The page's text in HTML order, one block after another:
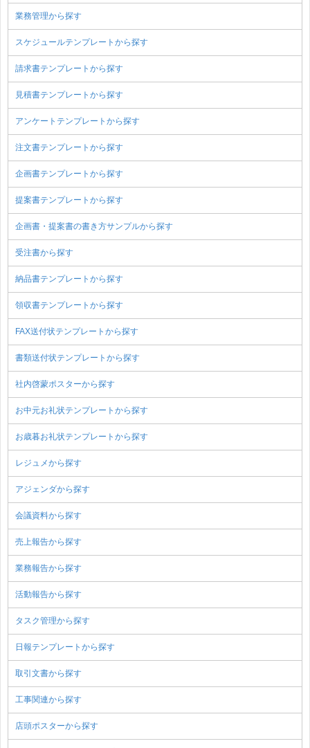
業務管理から探す
スケジュールテンプレートから探す
請求書テンプレートから探す
見積書テンプレートから探す
アンケートテンプレートから探す
注文書テンプレートから探す
企画書テンプレートから探す
提案書テンプレートから探す
企画書・提案書の書き方サンプルから探す
受注書から探す
納品書テンプレートから探す
領収書テンプレートから探す
FAX送付状テンプレートから探す
書類送付状テンプレートから探す
社内啓蒙ポスターから探す
お中元お礼状テンプレートから探す
お歳暮お礼状テンプレートから探す
レジュメから探す
アジェンダから探す
会議資料から探す
売上報告から探す
業務報告から探す
活動報告から探す
タスク管理から探す
日報テンプレートから探す
取引文書から探す
工事関連から探す
店頭ポスターから探す